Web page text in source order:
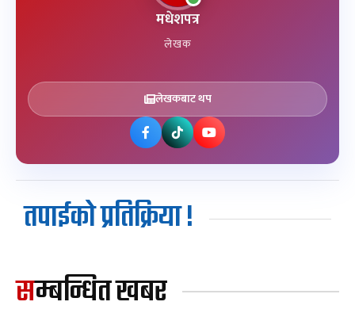
मधेशपत्र
लेखक
लेखकबाट थप
तपाईको प्रतिक्रिया !
सम्बन्धित खबर